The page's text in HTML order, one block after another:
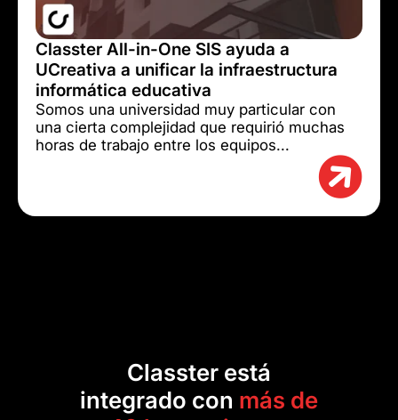
Classter All-in-One SIS ayuda a
UCreativa a unificar la infraestructura
informática educativa
Somos una universidad muy particular con
una cierta complejidad que requirió muchas
horas de trabajo entre los equipos...
Classter está
integrado con más de